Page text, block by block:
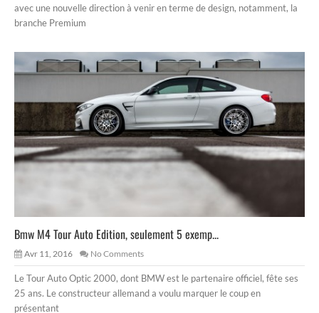
avec une nouvelle direction à venir en terme de design, notamment, la
branche Premium
Bmw M4 Tour Auto Edition, seulement 5 exemp...
Avr 11, 2016 No Comments
Le Tour Auto Optic 2000, dont BMW est le partenaire officiel, fête ses
25 ans. Le constructeur allemand a voulu marquer le coup en
présentant